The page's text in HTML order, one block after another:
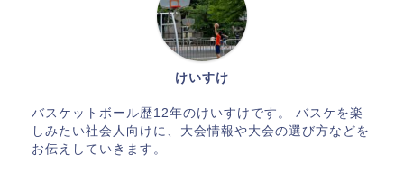
けいすけ
バスケットボール歴12年のけいすけです。 バスケを楽
しみたい社会人向けに、大会情報や大会の選び方などを
お伝えしていきます。